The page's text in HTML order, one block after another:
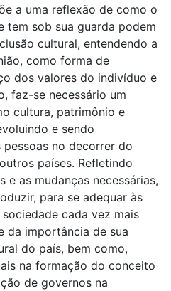
a uma reflexão de como o
tem sob sua guarda podem
cultural, entendendo a
como forma de
dos valores do indivíduo e
faz-se necessário um
cultura, patrimônio e
e sendo
no decorrer do
países. Refletindo
e as mudanças necessárias,
para se adequar às
cada vez mais
da importância de sua
do país, bem como,
na formação do conceito
de governos na